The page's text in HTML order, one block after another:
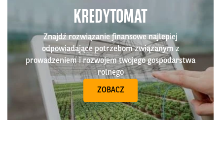
KREDYTOMAT
Znajdź rozwiązanie finansowe najlepiej
odpowiadające potrzebom związanym z
prowadzeniem i rozwojem twojego gospodarstwa
rolnego
ZOBACZ